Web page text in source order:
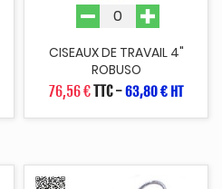
CISEAUX DE TRAVAIL 4"
ROBUSO
76,56 €TTC-63,80 € HT